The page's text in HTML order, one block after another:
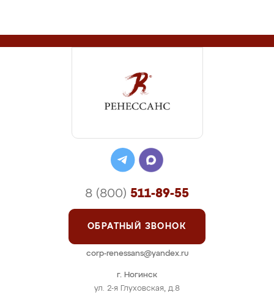
г. Ногинск
ул. 2-я Глуховская, д.8
8 (800) 511-89-55
ОБРАТНЫЙ ЗВОНОК
corp-renessans@yandex.ru